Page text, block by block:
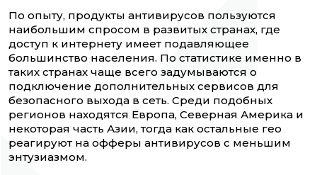
По опыту, продукты антивирусов пользуются
наибольшим спросом в развитых странах, где
доступ к интернету имеет подавляющее
большинство населения. По статистике именно в
таких странах чаще всего задумываются о
подключение дополнительных сервисов для
безопасного выхода в сеть. Среди подобных
регионов находятся Европа, Северная Америка и
некоторая часть Азии, тогда как остальные гео
реагируют на офферы антивирусов с меньшим
энтузиазмом.